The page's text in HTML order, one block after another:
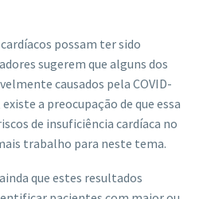
possam ter sido
sugerem que alguns dos
causados ​​pela COVID-
a preocupação de que essa
de insuficiência cardíaca no
trabalho para neste tema.
que estes resultados